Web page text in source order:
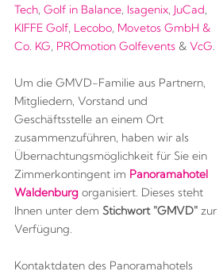
Tech, Golf in Balance, Isagenix, JuCad,
KIFFE Golf, Lecobo, Movetos GmbH &
Co. KG, PROmotion Golfevents& VcG.
Um die GMVD-Familie aus Partnern,
Mitgliedern, Vorstand und
Geschäftsstelle an einem Ort
zusammenzuführen, haben wir als
Übernachtungsmöglichkeit für Sie ein
Zimmerkontingent im Panoramahotel
Waldenburgorganisiert. Dieses steht
Ihnen unter dem Stichwort "GMVD" zur
Verfügung.
Kontaktdaten des Panoramahotels